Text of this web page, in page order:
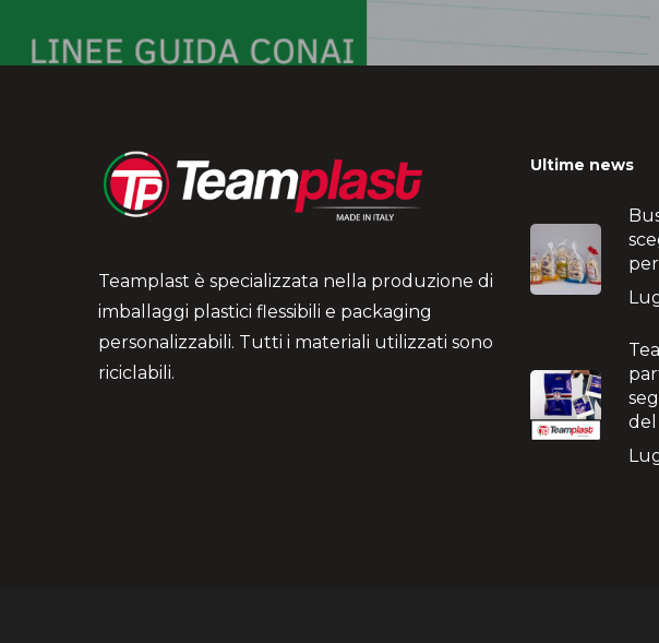
Teamplast è specializzata nella produzione di
imballaggi plastici flessibili e packaging
personalizzabili. Tutti i materiali utilizzati sono
riciclabili.
Ultime news
del